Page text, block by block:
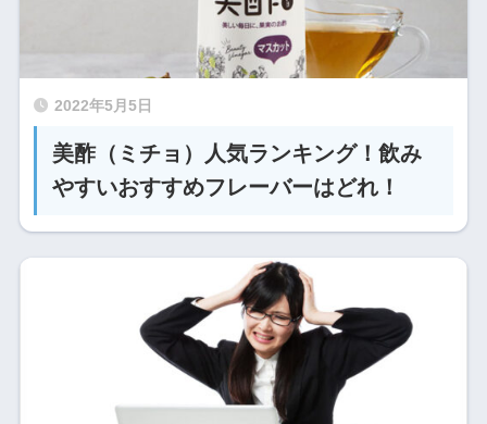
2022年5月5日
美酢（ミチョ）人気ランキング！飲み
やすいおすすめフレーバーはどれ！